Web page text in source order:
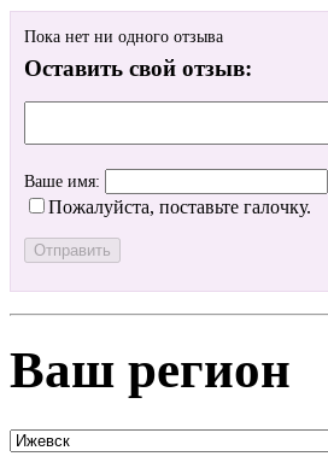
Пока нет ни одного отзыва
Оставить свой отзыв:
Ваше имя:
Пожалуйста, поставьте галочку.
Ваш регион